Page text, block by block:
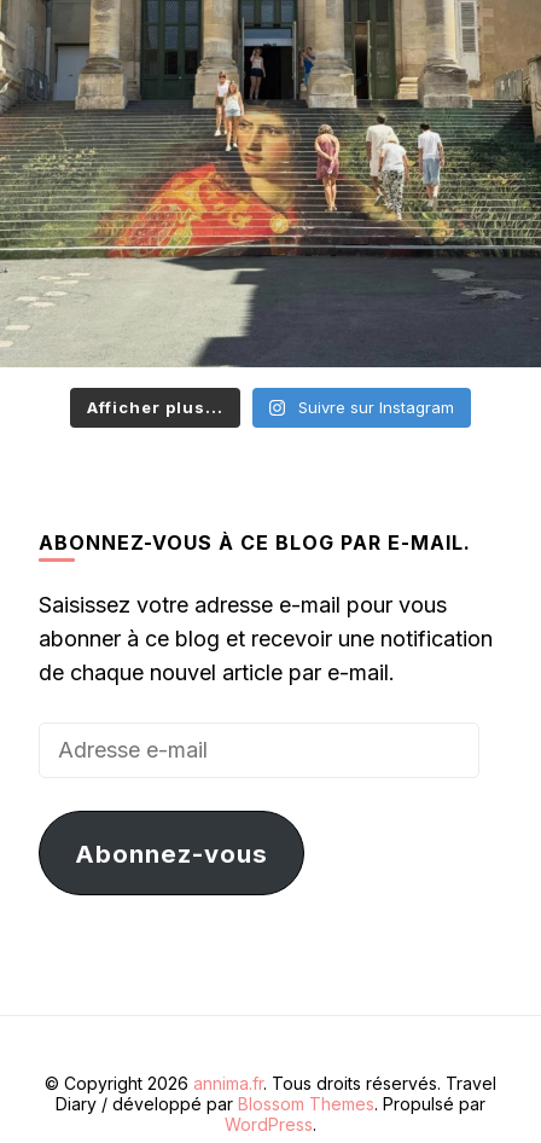
Afficher plus... Suivre sur Instagram
ABONNEZ-VOUS À CE BLOG PAR E-MAIL.
Saisissez votre adresse e-mail pour vous
abonner à ce blog et recevoir une notification
de chaque nouvel article par e-mail.
Adresse
mail
Abonnez-vous
© Copyright 2026 annima.fr. Tous droits réservés. Travel
Diary / développé par Blossom Themes. Propulsé par
WordPress.